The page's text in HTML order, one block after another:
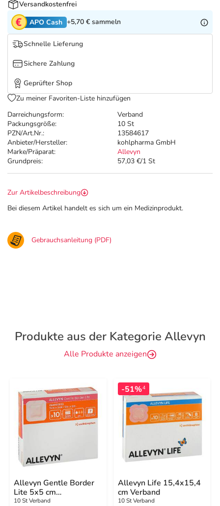
Tierapotheke
Vitamine & Mineralstoffe
Marken
Salus Deals
Darreichungsform:
Verband
Packungsgröße:
10 St
PZN/Art.Nr.:
13584617
Anbieter/Hersteller:
kohlpharma GmbH
Marke/Präparat:
Allevyn
Grundpreis:
57,03 €/1 St
Versandkostenfrei
APO Cash +5,70 € sammeln
Schnelle Lieferung
Sichere Zahlung
Geprüfter Shop
Zu meiner Favoriten-Liste hinzufügen
Zur Artikelbeschreibung
Bei diesem Artikel handelt es sich um ein Medizinprodukt.
Gebrauchsanleitung (PDF)
Produkte aus der Kategorie Allevyn
Alle Produkte anzeigen
Allevyn Gentle Border
Lite 5x5 cm
Schaumverband
10 St Verband
-51%4
Allevyn Life 15,4x15,4
cm Verband
10 St Verband